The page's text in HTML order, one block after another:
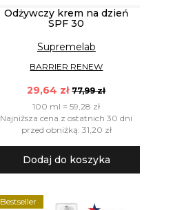
Odżywczy krem na dzień
SPF 30
Supremelab
BARRIER RENEW
29,64 zł 77,99 zł
100 ml = 59,28 zł
Najniższa cena z ostatnich 30 dni
przed obniżką: 31,20 zł
Dodaj do koszyka
Bestseller